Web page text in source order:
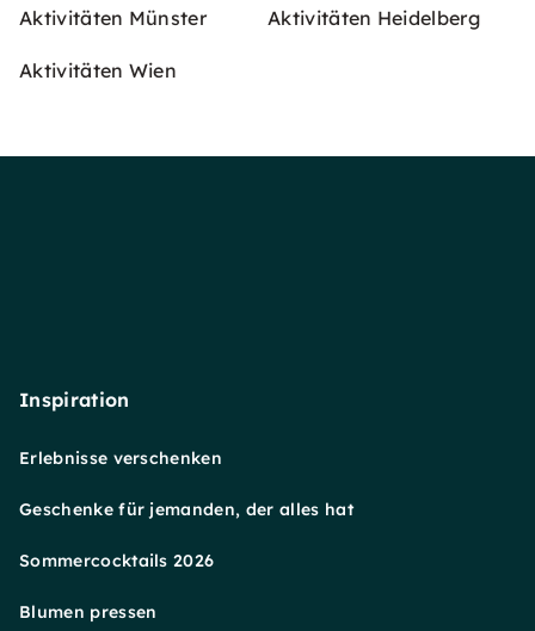
Aktivitäten Münster Aktivitäten Heidelberg
Aktivitäten Wien
Inspiration
Erlebnisse verschenken
Geschenke für jemanden, der alles hat
Sommercocktails 2026
Blumen pressen